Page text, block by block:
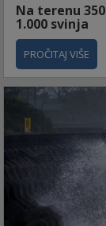
Na terenu
1.000 svinja
PROČITAJ VIŠE